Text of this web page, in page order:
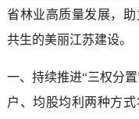
省林业高质量发展，
共生的美丽江苏建设。
一、持续推进“三权分
户、均股均利两种方